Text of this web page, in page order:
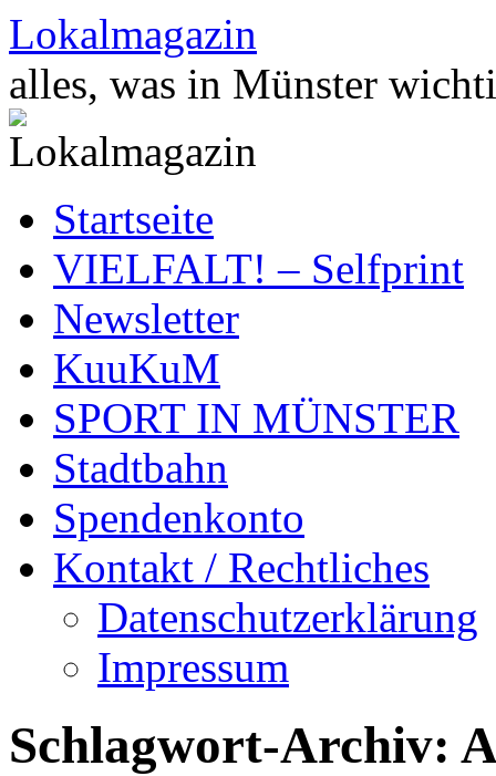
Zum
Inhalt
springen
Lokalmagazin
alles, was in Münster
Startseite
VIELFALT! – Selfprint
Newsletter
KuuKuM
SPORT IN MÜNSTER
Stadtbahn
Spendenkonto
Kontakt / Rechtliches
Datenschutzerklärung
Impressum
Schlagwort-Archiv: